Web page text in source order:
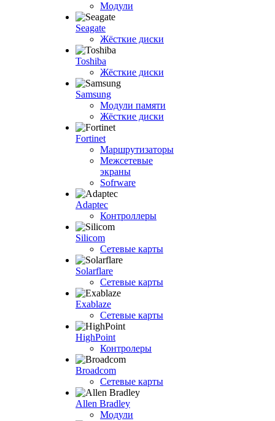
Модули
Seagate
Жёсткие диски
Toshiba
Жёсткие диски
Samsung
Модули памяти
Жёсткие диски
Fortinet
Маршрутизаторы
Межсетевые
экраны
Sofrware
Adaptec
Контроллеры
Silicom
Сетевые карты
Solarflare
Сетевые карты
Exablaze
Сетевые карты
HighPoint
Контролеры
Broadcom
Сетевые карты
Allen Bradley
Модули